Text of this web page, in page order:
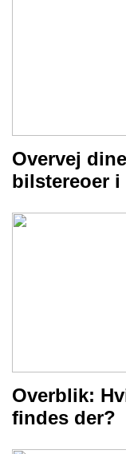
Overvej
bilstereoer
Overblik:
findes der?